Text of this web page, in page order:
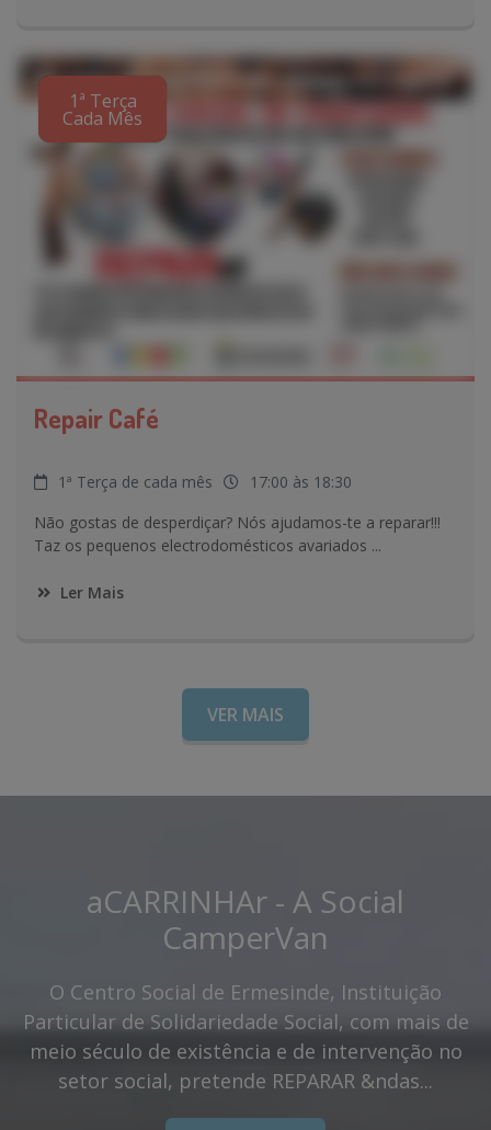
1ª Terça
Cada Mês
Repair Café
1ª Terça de cada mês
17:00 às 18:30
Não gostas de desperdiçar? Nós ajudamos-te a reparar!!!
Taz os pequenos electrodomésticos avariados ...
Ler Mais
VER MAIS
aCARRINHAr - A Social
CamperVan
O Centro Social de Ermesinde, Instituição
Particular de Solidariedade Social, com mais de
meio século de existência e de intervenção no
setor social, pretende REPARAR &ndas...